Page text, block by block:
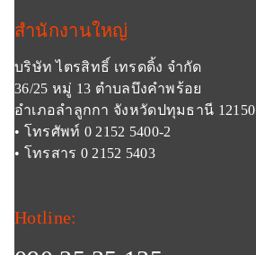
สำนักงานใหญ่
บริษัท ไตรสิทธิ์ เทรดดิ้ง จำกัด
36/25 หมู่ 13 ตำบลบึงคำพร้อย
อำเภอลำลูกกา จังหวัดปทุมธานี 12150
• โทรศัพท์ 0 2152 5400-2
• โทรสาร 0 2152 5403
Hotline: